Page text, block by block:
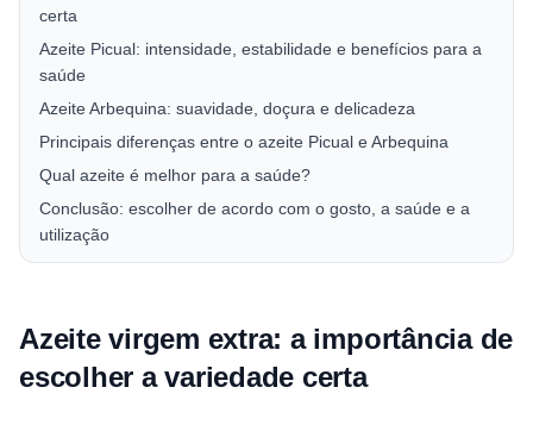
certa
Azeite Picual: intensidade, estabilidade e benefícios para a
saúde
Azeite Arbequina: suavidade, doçura e delicadeza
Principais diferenças entre o azeite Picual e Arbequina
Qual azeite é melhor para a saúde?
Conclusão: escolher de acordo com o gosto, a saúde e a
utilização
Azeite virgem extra: a importância de
escolher a variedade certa